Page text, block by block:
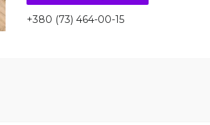
+380 (73) 464-00-15